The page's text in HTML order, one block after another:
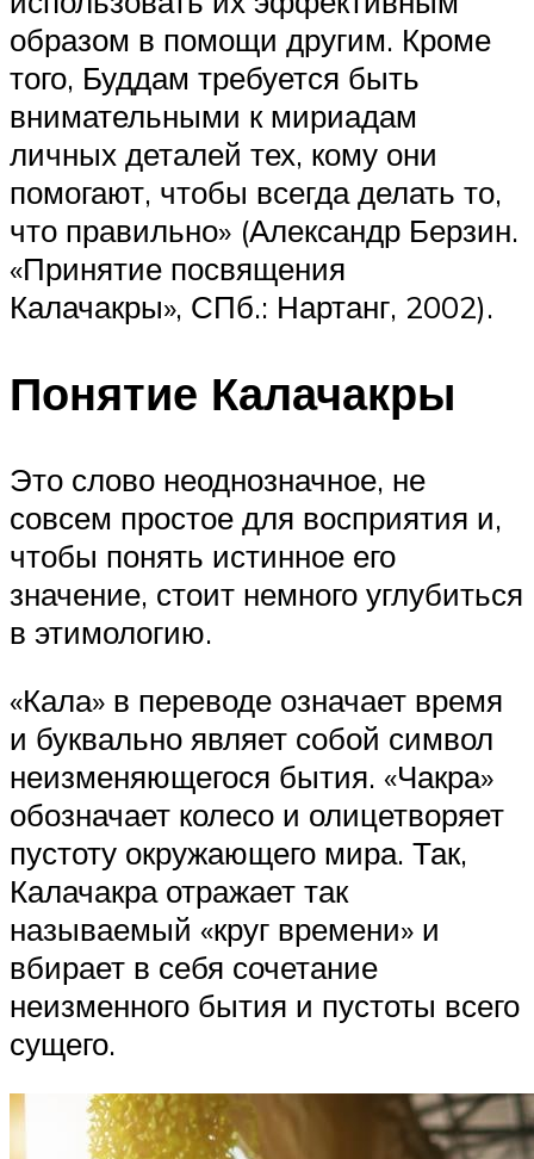
образом в помощи другим. Кроме
того, Буддам требуется быть
внимательными к мириадам
личных деталей тех, кому они
помогают, чтобы всегда делать то,
что правильно» (Александр Берзин.
«Принятие посвящения
Калачакры», СПб.: Нартанг, 2002).
Понятие Калачакры
Это слово неоднозначное, не
совсем простое для восприятия и,
чтобы понять истинное его
значение, стоит немного углубиться
в этимологию.
«Кала» в переводе означает время
и буквально являет собой символ
неизменяющегося бытия. «Чакра»
обозначает колесо и олицетворяет
пустоту окружающего мира. Так,
Калачакра отражает так
называемый «круг времени» и
вбирает в себя сочетание
неизменного бытия и пустоты всего
сущего.